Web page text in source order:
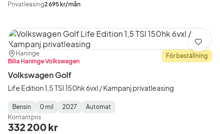
Privatleasing2 695 kr/mån
Plats:
Haninge
Återförsäljare:
Bilia Haninge Volkswagen
För beställning
Volkswagen Golf
Life Edition 1,5 TSI 150hk 6vxl / Kampanj privatleasing
Fuel
Type:
Bensin
Mätarställning
0 mil
Model
Year:
2027
Gearbox
Type:
Automat
Kontantpris
332 200 kr
Spara